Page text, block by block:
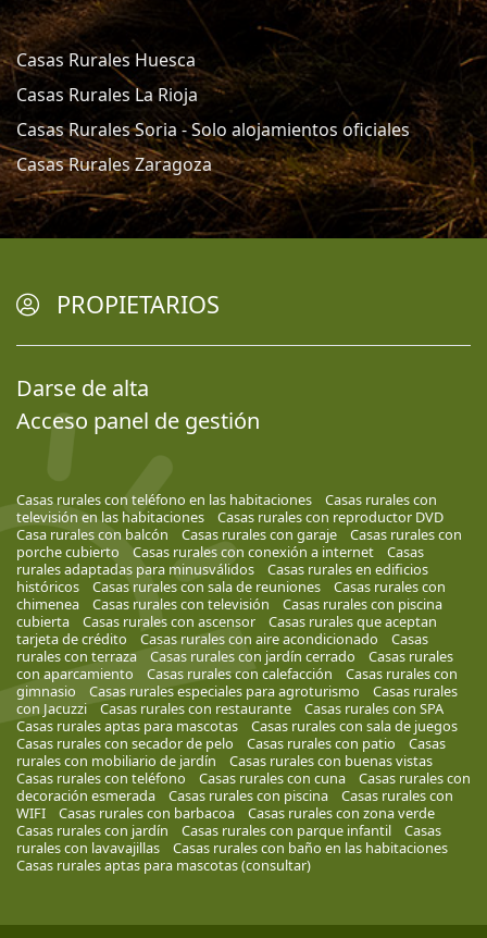
Casas Rurales Huesca
Casas Rurales La Rioja
Casas Rurales Soria - Solo alojamientos oficiales
Casas Rurales Zaragoza
PROPIETARIOS
Darse de alta
Acceso panel de gestión
Casas rurales con teléfono en las habitaciones
Casas rurales con
televisión en las habitaciones
Casas rurales con reproductor DVD
Casa rurales con balcón
Casas rurales con garaje
Casas rurales con
porche cubierto
Casas rurales con conexión a internet
Casas
rurales adaptadas para minusválidos
Casas rurales en edificios
históricos
Casas rurales con sala de reuniones
Casas rurales con
chimenea
Casas rurales con televisión
Casas rurales con piscina
cubierta
Casas rurales con ascensor
Casas rurales que aceptan
tarjeta de crédito
Casas rurales con aire acondicionado
Casas
rurales con terraza
Casas rurales con jardín cerrado
Casas rurales
con aparcamiento
Casas rurales con calefacción
Casas rurales con
gimnasio
Casas rurales especiales para agroturismo
Casas rurales
con Jacuzzi
Casas rurales con restaurante
Casas rurales con SPA
Casas rurales aptas para mascotas
Casas rurales con sala de juegos
Casas rurales con secador de pelo
Casas rurales con patio
Casas
rurales con mobiliario de jardín
Casas rurales con buenas vistas
Casas rurales con teléfono
Casas rurales con cuna
Casas rurales con
decoración esmerada
Casas rurales con piscina
Casas rurales con
WIFI
Casas rurales con barbacoa
Casas rurales con zona verde
Casas rurales con jardín
Casas rurales con parque infantil
Casas
rurales con lavavajillas
Casas rurales con baño en las habitaciones
Casas rurales aptas para mascotas (consultar)